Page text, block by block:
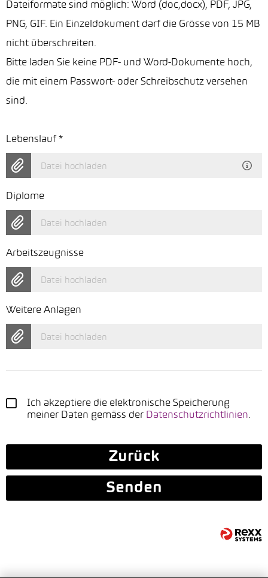
Dateiformate sind möglich: Word (doc,docx), PDF, JPG,
PNG, GIF. Ein Einzeldokument darf die Grösse von 15 MB
nicht überschreiten.
Bitte laden Sie keine PDF- und Word-Dokumente hoch,
die mit einem Passwort- oder Schreibschutz versehen
sind.
Lebenslauf *
Datei hochladen
Diplome
Datei hochladen
Arbeitszeugnisse
Datei hochladen
Weitere Anlagen
Datei hochladen
Ich akzeptiere die elektronische Speicherung
meiner Daten gemäss der Datenschutzrichtlinien.
Zurück
Senden